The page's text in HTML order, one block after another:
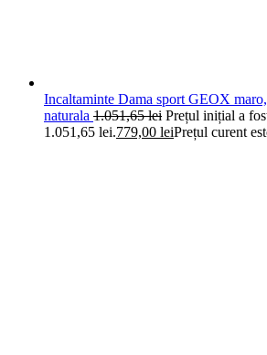
Incaltaminte Dama sport GEOX
naturala 1.051,65lei Prețul inițial a
1.051,65 lei.779,00 leiPrețul curent